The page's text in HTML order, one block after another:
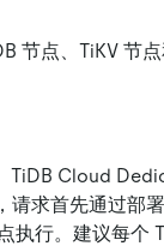
节点、TiKV 节
TiDB Cloud
请求首先通过部
执行。建议每